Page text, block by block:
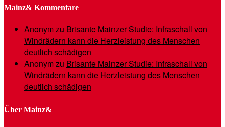
Mainz& Kommentare
Anonymzu Brisante Mainzer Studie: Infraschall von
Windrädern kann die Herzleistung des Menschen
deutlich schädigen
Anonymzu Brisante Mainzer Studie: Infraschall von
Windrädern kann die Herzleistung des Menschen
deutlich schädigen
Über Mainz&